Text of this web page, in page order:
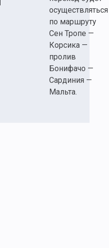
осуществляться
по маршруту
Сен Тропе —
Корсика —
пролив
Бонифачо —
Сардиния —
Мальта.